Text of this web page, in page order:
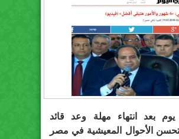
بعد انتهاء مهلة وعد قائد
بتحسن الأحوال المعيشية في مصر